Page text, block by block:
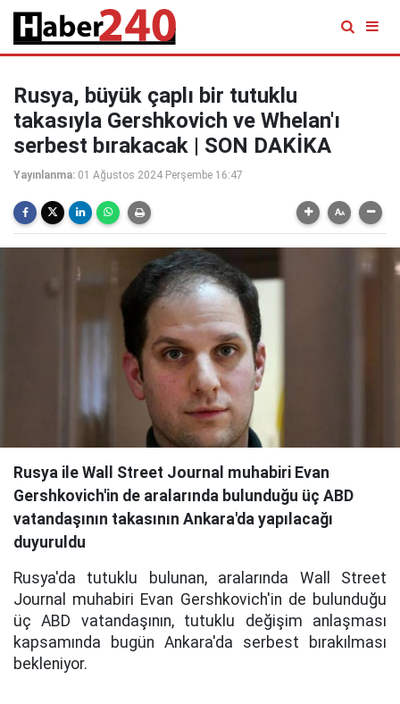
Rusya, büyük çaplı bir tutuklu
takasıyla Gershkovich ve Whelan'ı
serbest bırakacak | SON DAKİKA
Yayınlanma: 01 Ağustos 2024 Perşembe 16:47
Rusya ile Wall Street Journal muhabiri Evan
Gershkovich'in de aralarında bulunduğu üç ABD
vatandaşının takasının Ankara'da yapılacağı
duyuruldu
Rusya'da tutuklu bulunan, aralarında Wall Street
Journal muhabiri Evan Gershkovich'in de bulunduğu
üç ABD vatandaşının, tutuklu değişim anlaşması
kapsamında bugün Ankara'da serbest bırakılması
bekleniyor.